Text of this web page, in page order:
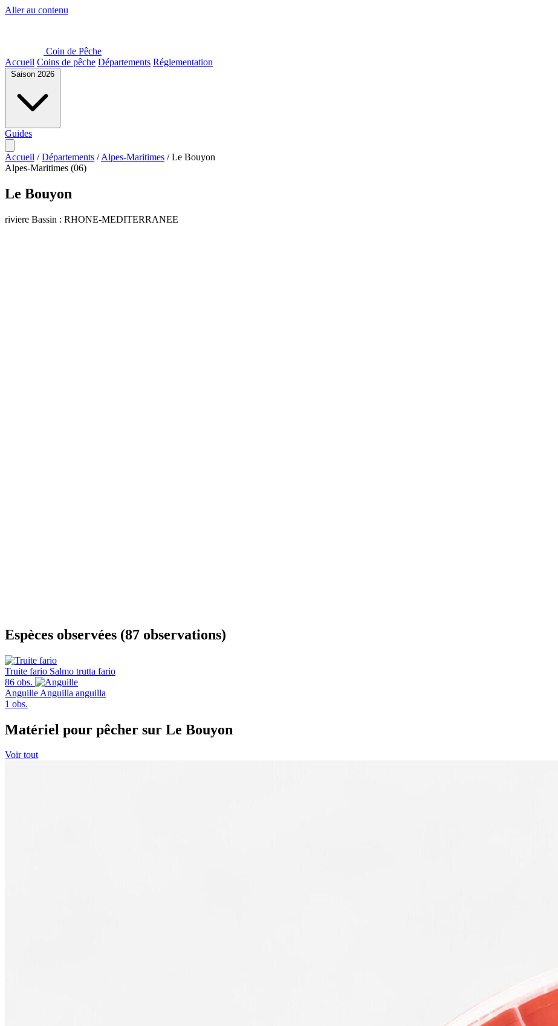
Aller au contenu
Coin de Pêche
Accueil Coins de pêche Départements Réglementation
Saison 2026
Guides
Accueil / Départements / Alpes-Maritimes / Le Bouyon
Alpes-Maritimes (06)
Le Bouyon
riviere Bassin : RHONE-MEDITERRANEE
Espèces observées (87 observations)
Truite fario Salmo trutta fario
86 obs.
Anguille Anguilla anguilla
1 obs.
Matériel pour pêcher sur Le Bouyon
Voir tout